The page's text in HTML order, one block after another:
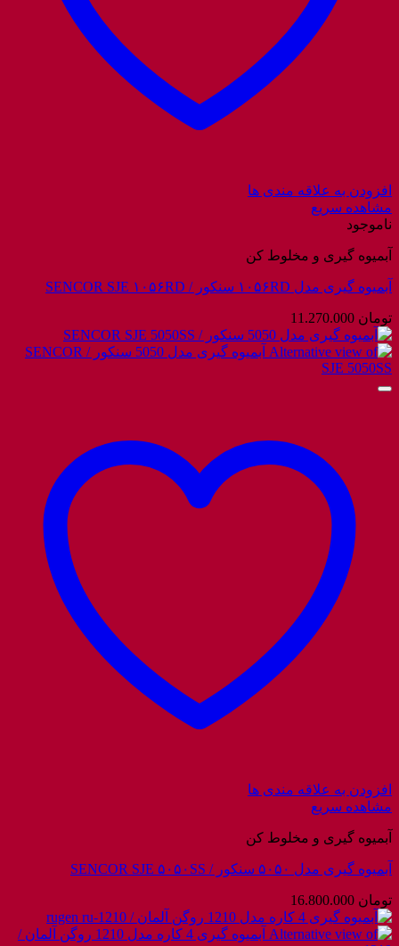
افزودن به علاقه مندی ها
مشاهده سریع
ناموجود
آبمیوه گیری و مخلوط کن
آبمیوه گیری مدل ۱۰۵۶RD سنکور / SENCOR SJE ۱۰۵۶RD
تومان
افزودن به علاقه مندی ها
مشاهده سریع
آبمیوه گیری و مخلوط کن
آبمیوه گیری مدل ۵۰۵۰ سنکور / SENCOR SJE ۵۰۵۰SS
تومان